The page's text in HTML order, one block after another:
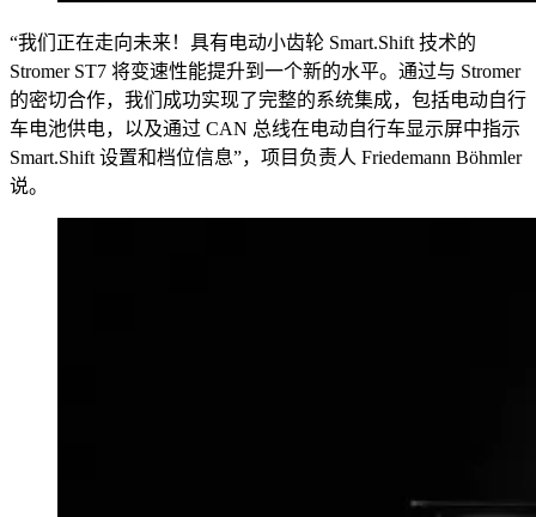
“我们正在走向未来！具有电动小齿轮 Smart.Shift 技术的
Stromer ST7 将变速性能提升到一个新的水平。通过与 Stromer
的密切合作，我们成功实现了完整的系统集成，包括电动自行
车电池供电，以及通过 CAN 总线在电动自行车显示屏中指示
Smart.Shift 设置和档位信息”，项目负责人 Friedemann Böhmler
说。